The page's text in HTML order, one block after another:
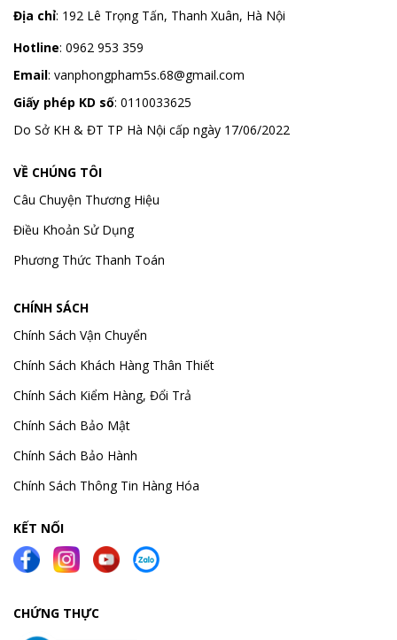
Địa chỉ: 192 Lê Trọng Tấn, Thanh Xuân, Hà Nội
Hotline: 0962 953 359
Email: vanphongpham5s.68@gmail.com
Giấy phép KD số: 0110033625
Do Sở KH & ĐT TP Hà Nội cấp ngày 17/06/2022
VỀ CHÚNG TÔI
Câu Chuyện Thương Hiệu
Điều Khoản Sử Dụng
Phương Thức Thanh Toán
CHÍNH SÁCH
Chính Sách Vận Chuyển
Chính Sách Khách Hàng Thân Thiết
Chính Sách Kiểm Hàng, Đổi Trả
Chính Sách Bảo Mật
Chính Sách Bảo Hành
Chính Sách Thông Tin Hàng Hóa
KẾT NỐI
CHỨNG THỰC